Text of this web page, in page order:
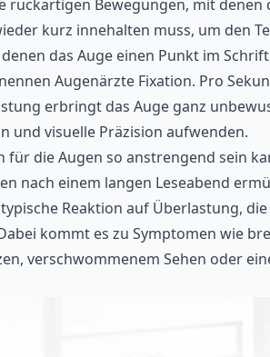
ruckartigen Bewegungen, mit
kurz innehalten muss, um den
das Auge einen Punkt im
Augenärzte Fixation. Pro
erbringt das Auge ganz
und visuelle Präzision aufwenden.
für die Augen so anstrengend sein
nach einem langen Leseabend
Reaktion auf Überlastung,
kommt es zu Symptomen wie
verschwommenem Sehen oder